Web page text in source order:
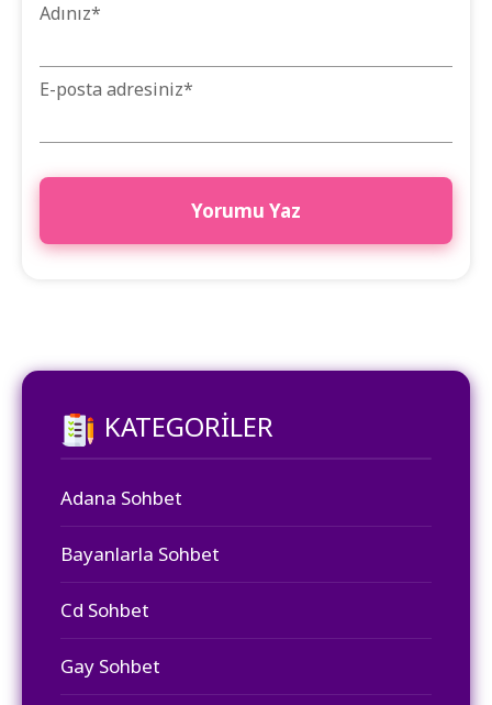
Adınız*
E-posta adresiniz*
KATEGORILER
Adana Sohbet
Bayanlarla Sohbet
Cd Sohbet
Gay Sohbet